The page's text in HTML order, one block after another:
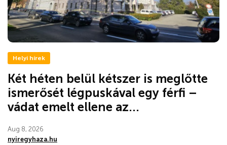
Helyi hírek
Két héten belül kétszer is meglőtte
ismerősét légpuskával egy férfi –
vádat emelt ellene az...
Aug 8, 2026
nyiregyhaza.hu